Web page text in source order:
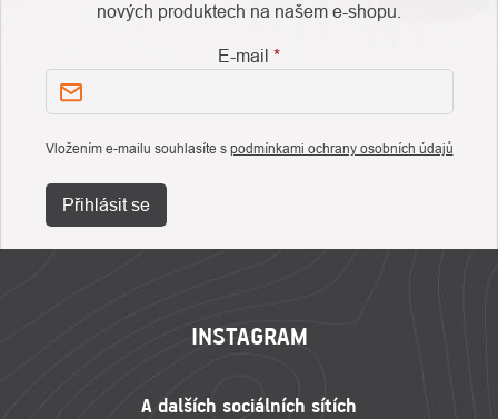
nových produktech na našem e-shopu.
E-mail
Vložením e-mailu souhlasíte s podmínkami ochrany osobních údajů
Přihlásit se
INSTAGRAM